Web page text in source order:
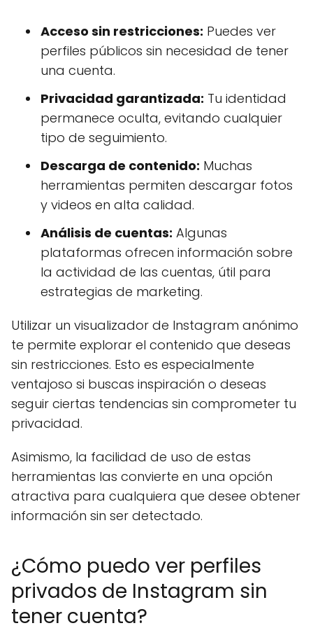
Acceso sin restricciones: Puedes ver
perfiles públicos sin necesidad de tener
una cuenta.
Privacidad garantizada: Tu identidad
permanece oculta, evitando cualquier
tipo de seguimiento.
Descarga de contenido: Muchas
herramientas permiten descargar fotos
y videos en alta calidad.
Análisis de cuentas: Algunas
plataformas ofrecen información sobre
la actividad de las cuentas, útil para
estrategias de marketing.
Utilizar un visualizador de Instagram anónimo
te permite explorar el contenido que deseas
sin restricciones. Esto es especialmente
ventajoso si buscas inspiración o deseas
seguir ciertas tendencias sin comprometer tu
privacidad.
Asimismo, la facilidad de uso de estas
herramientas las convierte en una opción
atractiva para cualquiera que desee obtener
información sin ser detectado.
¿Cómo puedo ver perfiles
privados de Instagram sin
tener cuenta?